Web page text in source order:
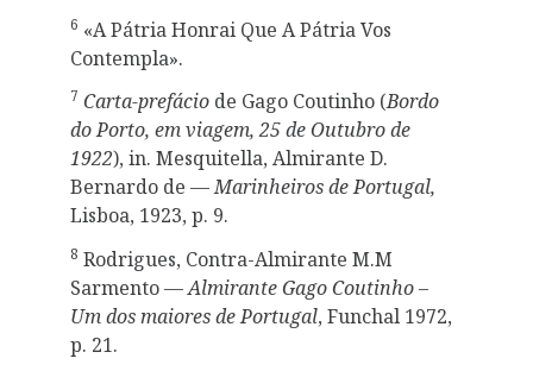
6 «A Pátria Honrai Que A Pátria Vos
Contempla».
7 Carta-prefácio de Gago Coutinho (Bordo
do Porto, em viagem, 25 de Outubro de
1922), in. Mesquitella, Almirante D.
Bernardo de —Marinheiros de Portugal,
Lisboa, 1923, p. 9.
8 Rodrigues, Contra-Almirante M.M
Sarmento —Almirante Gago Coutinho –
Um dos maiores de Portugal, Funchal 1972,
p. 21.